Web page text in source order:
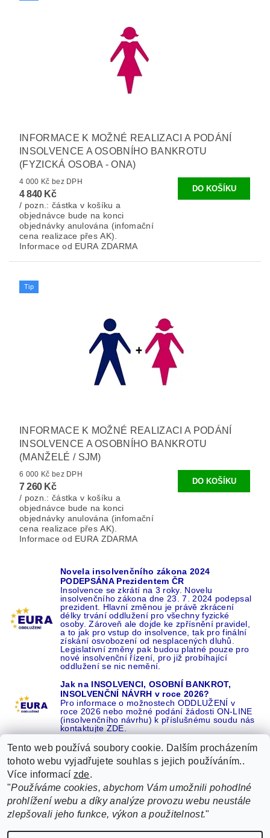
INFORMACE K MOŽNÉ REALIZACI A PODÁNÍ
INSOLVENCE A OSOBNÍHO BANKROTU
(FYZICKÁ OSOBA - ONA)
4 000 Kč bez DPH
4 840 Kč
/ pozn.: částka v košíku a
objednávce bude na konci
objednávky anulována (infomační
cena realizace přes AK).
Informace od EURA ZDARMA
Tip
INFORMACE K MOŽNÉ REALIZACI A PODÁNÍ
INSOLVENCE A OSOBNÍHO BANKROTU
(MANŽELÉ / SJM)
6 000 Kč bez DPH
7 260 Kč
/ pozn.: částka v košíku a
objednávce bude na konci
objednávky anulována (infomační
cena realizace přes AK).
Informace od EURA ZDARMA
Novela insolvenčního zákona 2024
PODEPSÁNA Prezidentem ČR
Insolvence se zkrátí na 3 roky. Novelu
insolvenčního zákona dne 23. 7. 2024 podepsal
prezident. Hlavní změnou je právě zkrácení
délky trvání oddlužení pro všechny fyzické
osoby. Zároveň ale dojde ke zpřísnění pravidel,
a to jak pro vstup do insolvence, tak pro finální
získání osvobození od nesplacených dluhů.
Legislativní změny pak budou platné pouze pro
nové insolvenční řízení, pro již probíhající
oddlužení se nic nemění.
Jak na INSOLVENCI, OSOBNÍ BANKROT,
INSOLVENČNÍ NÁVRH v roce 2026?
Pro informace o možnostech ODDLUŽENÍ v
roce 2026 nebo možné podání žádosti ON-LINE
(insolvenčního návrhu) k příslušnému soudu nás
kontaktujte ZDE.
Recenze o NÁS na GOOGLE 16 let REFERENCÍ v celé ČR |
Recenze o NÁS na SEZNAMU |
ŽÁDEJTE život BEZ DLUHŮ nebo EXEKUCÍ ZDE
Tento web používá soubory cookie. Dalším procházením
tohoto webu vyjadřujete souhlas s jejich používáním..
Více informací zde.
"Používáme cookies, abychom Vám umožnili pohodlné
prohlížení webu a díky analýze provozu webu neustále
zlepšovali jeho funkce, výkon a použitelnost."